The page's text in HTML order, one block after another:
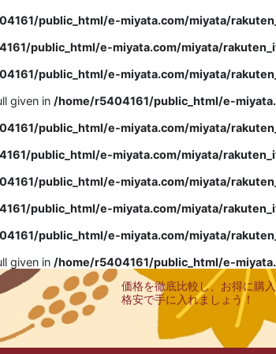
public_html/e-miyata.com/miyata/
public_html/e-miyata.com/miyata/
public_html/e-miyata.com/miyata/
given in /home/r5404161/public_html/e-
public_html/e-miyata.com/miyata/
public_html/e-miyata.com/miyata/
public_html/e-miyata.com/miyata/
public_html/e-miyata.com/miyata/
public_html/e-miyata.com/miyata/
given in /home/r5404161/public_html/e-
価格を徹底比較し、お得に購
格安で手に入れましょう！